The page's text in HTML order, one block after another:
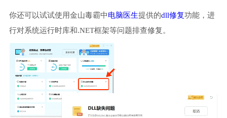
你还可以试试使用金山毒霸中电脑医生提供的dll修复功能，进
行对系统运行时库和.NET框架等问题排查修复。